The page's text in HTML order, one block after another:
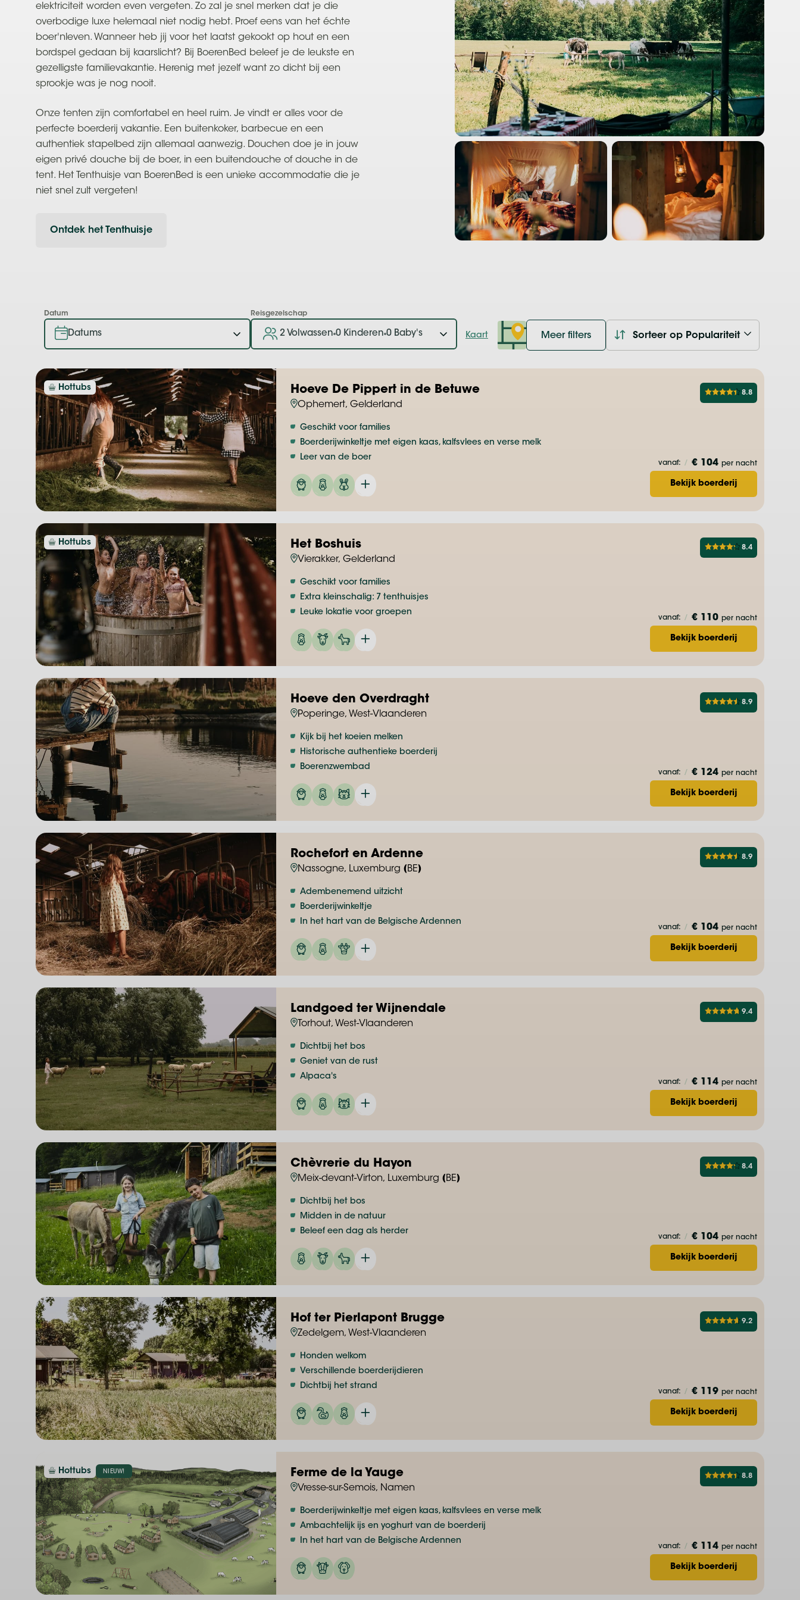
elektriciteit worden even vergeten. Zo zal je snel merken dat je die
overbodige luxe helemaal niet nodig hebt. Proef eens van het échte
boer'nleven. Wanneer heb jij voor het laatst gekookt op hout en een
bordspel gedaan bij kaarslicht? Bij BoerenBed beleef je de leukste en
gezelligste familievakantie. Herenig met jezelf want zo dicht bij een
sprookje was je nog nooit.
Onze tenten zijn comfortabel en heel ruim. Je vindt er alles voor de
perfecte boerderij vakantie. Een buitenkoker, barbecue en een
authentiek stapelbed zijn allemaal aanwezig. Douchen doe je in jouw
eigen privé douche bij de boer, in een buitendouche of douche in de
tent. Het Tenthuisje van BoerenBed is een unieke accommodatie die je
niet snel zult vergeten!
Ontdek het Tenthuisje
Datum Reisgezelschap
2 Volwassen 0 Kinderen 0 Baby's Kaart Meer filters Sorteer op Populariteit
Hottubs Hoeve De Pippert in de Betuwe
Ophemert, Gelderland
Geschikt voor families
Boerderijwinkeltje met eigen kaas, kalfsvlees en verse melk
Leer van de boer
8.8
vanaf: / € 104 per nacht
Bekijk boerderij
Hottubs Het Boshuis
Vierakker, Gelderland
Geschikt voor families
Extra kleinschalig: 7 tenthuisjes
Leuke lokatie voor groepen
8.4
vanaf: / € 110 per nacht
Bekijk boerderij
Hoeve den Overdraght
Poperinge, West-Vlaanderen
Kijk bij het koeien melken
Historische authentieke boerderij
Boerenzwembad
8.9
vanaf: / € 124 per nacht
Bekijk boerderij
Rochefort en Ardenne
Nassogne, Luxemburg (BE)
Adembenemend uitzicht
Boerderijwinkeltje
In het hart van de Belgische Ardennen
8.9
vanaf: / € 104 per nacht
Bekijk boerderij
Landgoed ter Wijnendale
Torhout, West-Vlaanderen
Dichtbij het bos
Geniet van de rust
Alpaca's
9.4
vanaf: / € 114 per nacht
Bekijk boerderij
Chèvrerie du Hayon
Meix-devant-Virton, Luxemburg (BE)
Dichtbij het bos
Midden in de natuur
Beleef een dag als herder
8.4
vanaf: / € 104 per nacht
Bekijk boerderij
Hof ter Pierlapont Brugge
Zedelgem, West-Vlaanderen
Honden welkom
Verschillende boerderijdieren
Dichtbij het strand
9.2
vanaf: / € 119 per nacht
Bekijk boerderij
Hottubs NIEUW! Ferme de la Yauge
Vresse-sur-Semois, Namen
Boerderijwinkeltje met eigen kaas, kalfsvlees en verse melk
Ambachtelijk ijs en yoghurt van de boerderij
In het hart van de Belgische Ardennen
8.8
vanaf: / € 114 per nacht
Bekijk boerderij